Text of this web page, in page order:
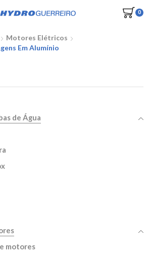
0
Motores Elétricos
Em Alumínio
de Água
motores